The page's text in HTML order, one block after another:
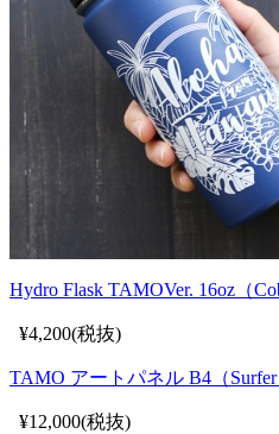
Hydro Flask TAMOVer. 16oz（
¥4,200(税抜)
TAMO アートパネル B4（Surfer
¥12,000(税抜)